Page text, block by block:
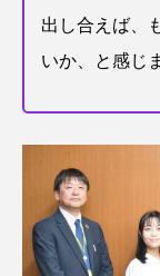
出し合えば、
いか、と感じ